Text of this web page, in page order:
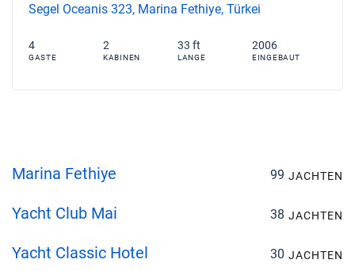
Segel Oceanis 323, Marina Fethiye, Türkei
4
GASTE
2
KABINEN
33 ft
LANGE
2006
EINGEBAUT
Marina Fethiye 99 JACHTEN
Yacht Club Mai 38 JACHTEN
Yacht Classic Hotel 30 JACHTEN